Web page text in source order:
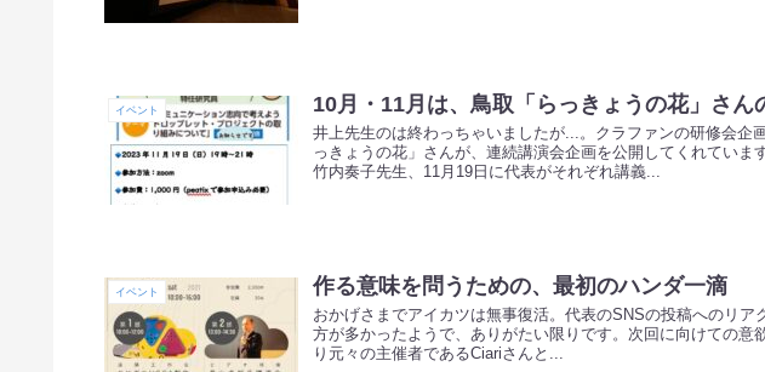
イベント 10月・11月は、鳥取「らっきょうの花」さん
井上先生のは終わっちゃいましたが...。クラファンの研修会企
っきょうの花」さんが、連続講演会企画を公開してくれていま
竹内奏子先生、11月19日に代表がそれぞれ講義...
イベント 作る意味を問うための、最初のハンダ一滴
おかげさまでアイカツは無事復活。代表のSNSの投稿へのリア
方が多かったようで、ありがたい限りです。次回に向けての意
り元々の主催者であるCiariさんと...